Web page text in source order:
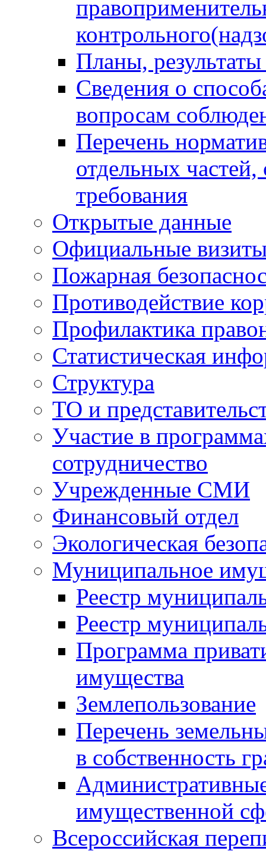
Планы,
Сведения о
вопросам
Перечень
отдельных
требования
Открытые данные
Официальные
Пожарная
Противодействие
Профилактика
Статистическая
Структура
ТО и
Участие в
сотрудничество
Учрежденные СМИ
Финансовый отдел
Экологическая
Муниципальное
Реестр
Реестр
Программа
имущества
Землепользование
Перечень
в собственность
имущественной
Всероссийская